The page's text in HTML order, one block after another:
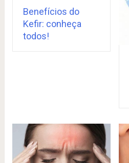
Benefícios do
Kefir: conheça
todos!